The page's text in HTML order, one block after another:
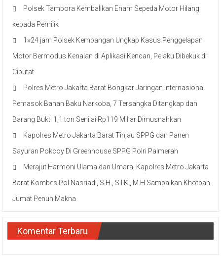
Polsek Tambora Kembalikan Enam Sepeda Motor Hilang
kepada Pemilik
1×24 jam Polsek Kembangan Ungkap Kasus Penggelapan
Motor Bermodus Kenalan di Aplikasi Kencan, Pelaku Dibekuk di
Ciputat
Polres Metro Jakarta Barat Bongkar Jaringan Internasional
Pemasok Bahan Baku Narkoba, 7 Tersangka Ditangkap dan
Barang Bukti 1,1 ton Senilai Rp119 Miliar Dimusnahkan
Kapolres Metro Jakarta Barat Tinjau SPPG dan Panen
Sayuran Pokcoy Di Greenhouse SPPG Polri Palmerah
Merajut Harmoni Ulama dan Umara, Kapolres Metro Jakarta
Barat Kombes Pol Nasriadi, S.H., S.I.K., M.H Sampaikan Khotbah
Jumat Penuh Makna
Komentar Terbaru